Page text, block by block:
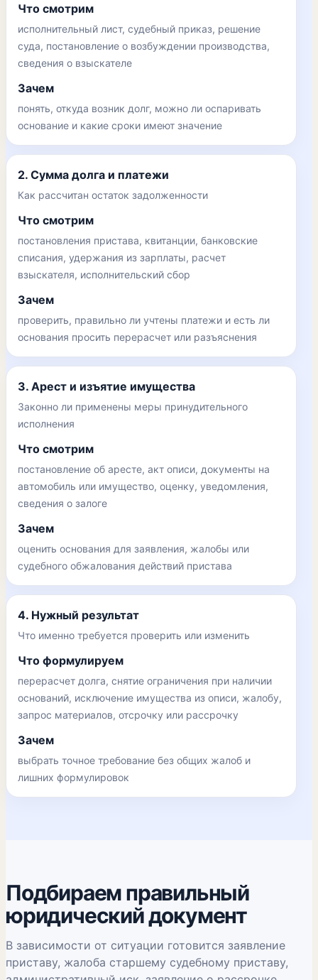
Что смотрим
исполнительный лист, судебный приказ, решение
суда, постановление о возбуждении производства,
сведения о взыскателе
Зачем
понять, откуда возник долг, можно ли оспаривать
основание и какие сроки имеют значение
2. Сумма долга и платежи
Как рассчитан остаток задолженности
Что смотрим
постановления пристава, квитанции, банковские
списания, удержания из зарплаты, расчет
взыскателя, исполнительский сбор
Зачем
проверить, правильно ли учтены платежи и есть ли
основания просить перерасчет или разъяснения
3. Арест и изъятие имущества
Законно ли применены меры принудительного
исполнения
Что смотрим
постановление об аресте, акт описи, документы на
автомобиль или имущество, оценку, уведомления,
сведения о залоге
Зачем
оценить основания для заявления, жалобы или
судебного обжалования действий пристава
4. Нужный результат
Что именно требуется проверить или изменить
Что формулируем
перерасчет долга, снятие ограничения при наличии
оснований, исключение имущества из описи, жалобу,
запрос материалов, отсрочку или рассрочку
Зачем
выбрать точное требование без общих жалоб и
лишних формулировок
Подбираем правильный
юридический документ
В зависимости от ситуации готовится заявление
приставу, жалоба старшему судебному приставу,